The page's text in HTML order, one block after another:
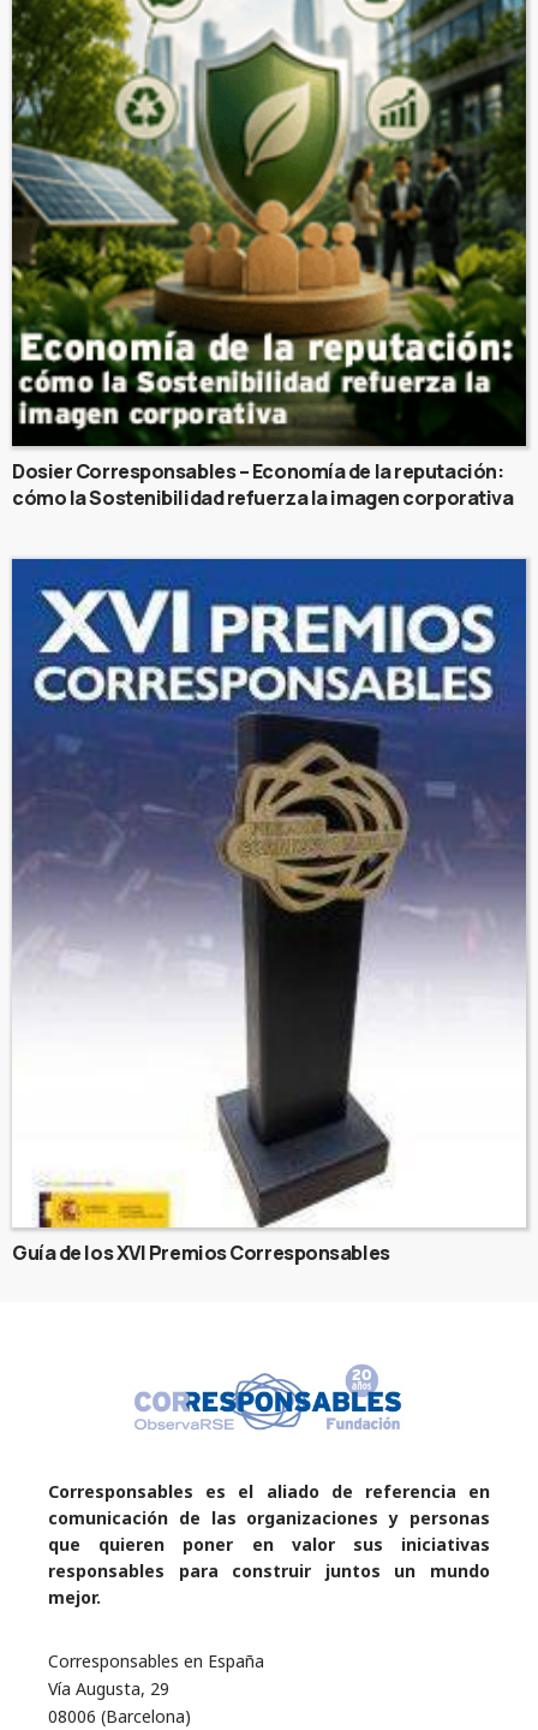
Dosier Corresponsables – Economía de la reputación:
cómo la Sostenibilidad refuerza la imagen corporativa
Guía de los XVI Premios Corresponsables
Corresponsables es el aliado de referencia en
comunicación de las organizaciones y personas
que quieren poner en valor sus iniciativas
responsables para construir juntos un mundo
mejor.
Corresponsables en España
Vía Augusta, 29
08006 (Barcelona)